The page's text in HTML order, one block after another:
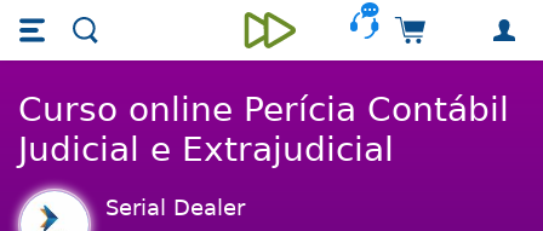
Skip main navigation
Skip to main content
Unieducar
Carrinho de
Curso online Perícia Contábil
Judicial e Extrajudicial
Serial Dealer